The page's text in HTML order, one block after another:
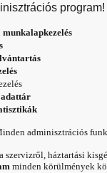
program!
munkalapkezelés
adattár
adminisztrációs
háztartási
minden körülmények